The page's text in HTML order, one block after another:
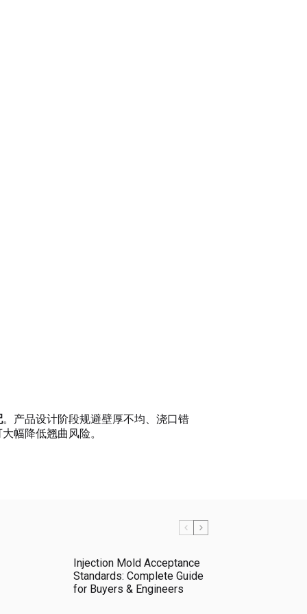
。产品设计阶段规避壁厚不均、浇口错
幅降低翘曲风险。
Injection Mold Acceptance
Standards: Complete Guide
for Buyers & Engineers